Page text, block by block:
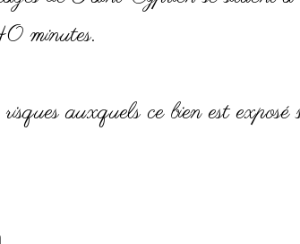
minutes.
auxquels ce bien est exposé